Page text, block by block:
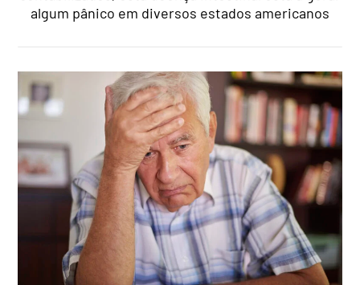
algum pânico em diversos estados americanos